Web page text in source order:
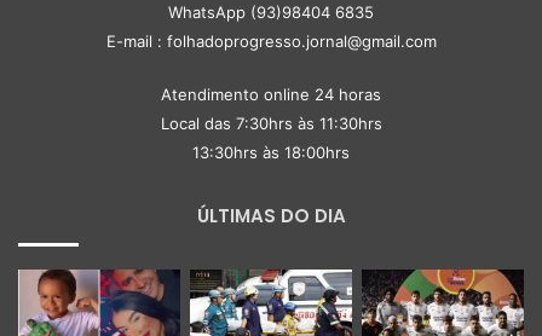
WhatsApp (93)98404 6835
E-mail : folhadoprogresso.jornal@gmail.com
Atendimento online 24 horas
Local das 7:30hrs às 11:30hrs
13:30hrs às 18:00hrs
ÚLTIMAS DO DIA